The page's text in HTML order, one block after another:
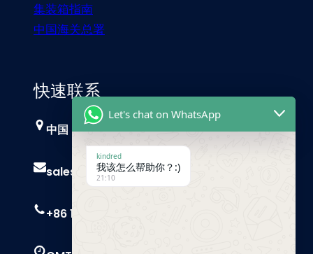
集装箱指南
中国海关总署
快速联系
中国，广州
sales@trust-freight.com
+86 186 6503 8749
Let's chat on WhatsApp
kindred
我该怎么帮助你？:)
21:10